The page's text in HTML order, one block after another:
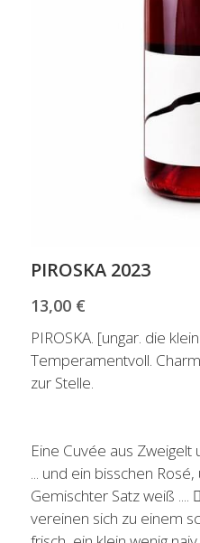
PIROSKA 2023
13,00 €
PIROSKA. [ungar. die
Temperamentvoll.
zur Stelle.
Eine Cuvée aus Zweigelt
... und ein bisschen
Gemischter Satz weiß .... 
vereinen sich zu einem